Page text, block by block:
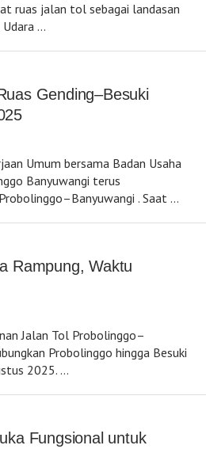
ruas jalan tol sebagai landasan
…
Gending–Besuki
Umum bersama Badan Usaha
Banyuwangi terus
. Saat …
Rampung, Waktu
Jalan Tol Probolinggo–
Probolinggo hingga Besuki
2025. …
Fungsional untuk